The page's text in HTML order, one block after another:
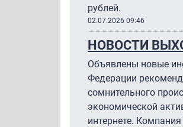
рублей.
02.07.2026 09:46
НОВОСТИ
Объявлены новые
Федерации
сомнительного
экономической
интернете.